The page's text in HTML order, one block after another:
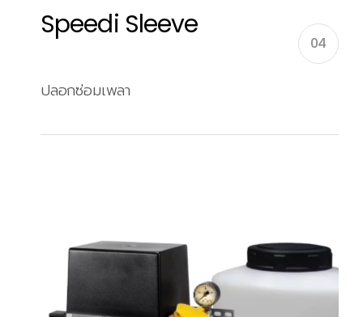
Speedi Sleeve
04
ปลอกซ่อมเพลา